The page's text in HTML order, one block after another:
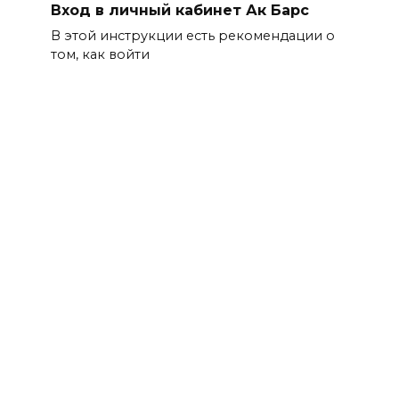
Вход в личный кабинет Ак Барс
В этой инструкции есть рекомендации о
том, как войти